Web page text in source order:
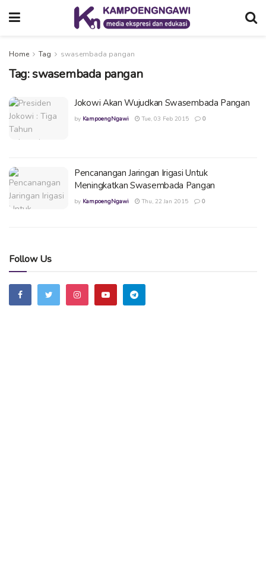
Home Tag swasembada pangan
Tag:swasembada pangan
Jokowi Akan Wujudkan Swasembada Pangan
by KampoengNgawi Tue, 03 Feb 2015 0
Pencanangan Jaringan Irigasi Untuk
Meningkatkan Swasembada Pangan
by KampoengNgawi Thu, 22 Jan 2015 0
Follow Us